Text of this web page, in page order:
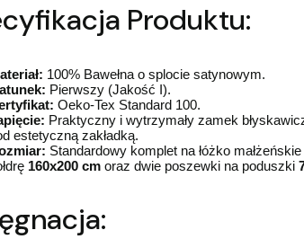
Produktu:
100% Bawełna o splocie satynowym.
Pierwszy (Jakość I).
Oeko-Tex Standard 100.
Praktyczny i wytrzymały zamek
estetyczną zakładką.
Standardowy komplet na łóżko
160x200 cmoraz dwie poszewki na poduszki